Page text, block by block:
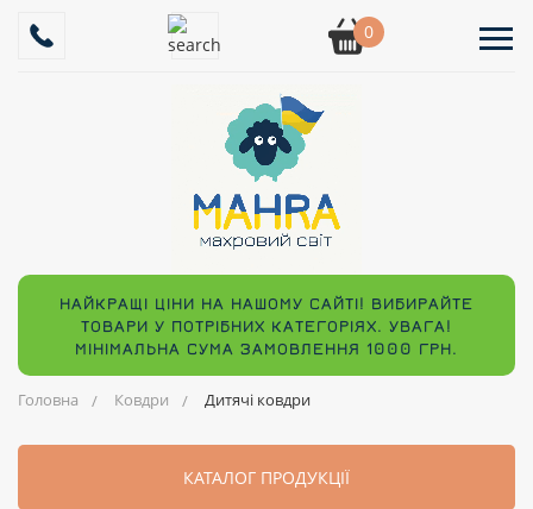
0
НАЙКРАЩІ ЦІНИ НА НАШОМУ САЙТІ! ВИБИРАЙТЕ
ТОВАРИ У ПОТРІБНИХ КАТЕГОРІЯХ. УВАГА!
МІНІМАЛЬНА СУМА ЗАМОВЛЕННЯ 1000 ГРН.
Головна Ковдри Дитячі ковдри
КАТАЛОГ ПРОДУКЦІЇ